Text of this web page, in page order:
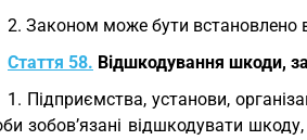
2. Законом може бути встановлено
Стаття 58. Відшкодування шкоди,
1. Підприємства, установи,
зобов’язані відшкодувати